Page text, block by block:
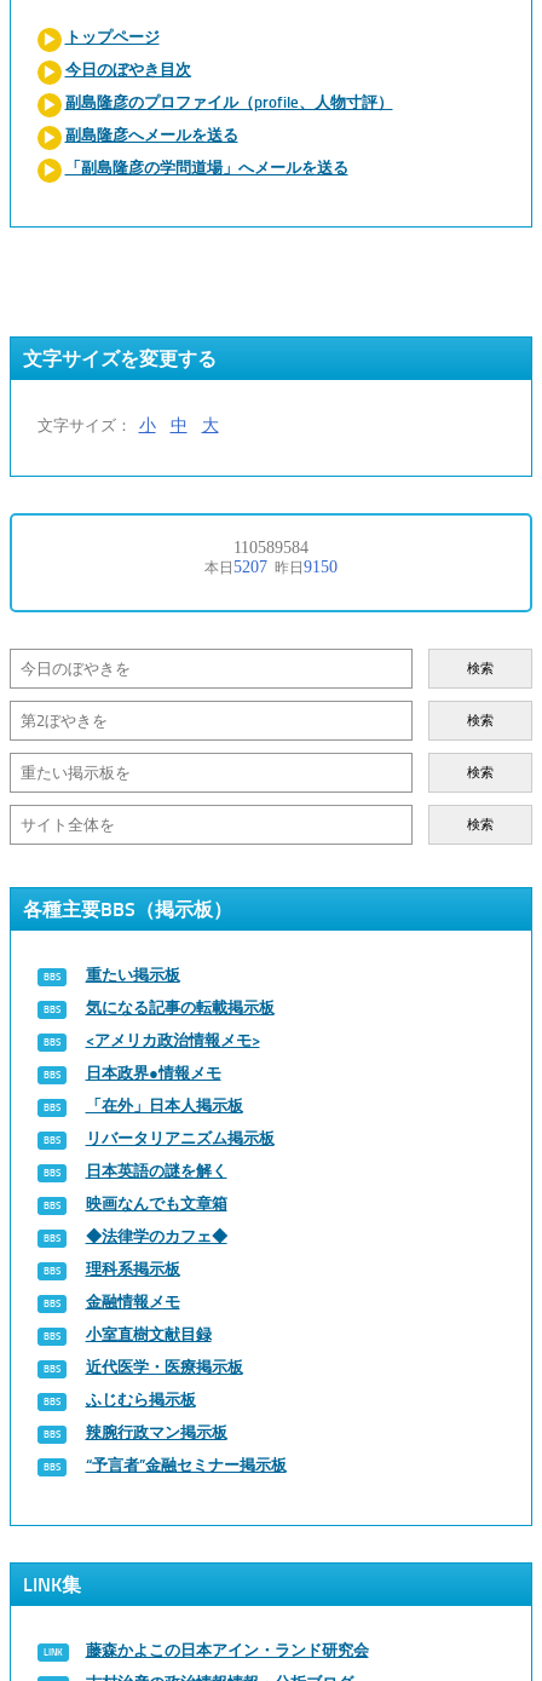
トップページ
今日のぼやき目次
副島隆彦のプロファイル（profile、人物寸評）
副島隆彦へメールを送る
「副島隆彦の学問道場」へメールを送る
文字サイズを変更する
文字サイズ： 小 中 大
検索
検索
検索
検索
各種主要BBS（掲示板）
重たい掲示板
気になる記事の転載掲示板
<アメリカ政治情報メモ>
日本政界●情報メモ
「在外」日本人掲示板
リバータリアニズム掲示板
日本英語の謎を解く
映画なんでも文章箱
◆法律学のカフェ◆
理科系掲示板
金融情報メモ
小室直樹文献目録
近代医学・医療掲示板
ふじむら掲示板
辣腕行政マン掲示板
“予言者”金融セミナー掲示板
LINK集
藤森かよこの日本アイン・ランド研究会